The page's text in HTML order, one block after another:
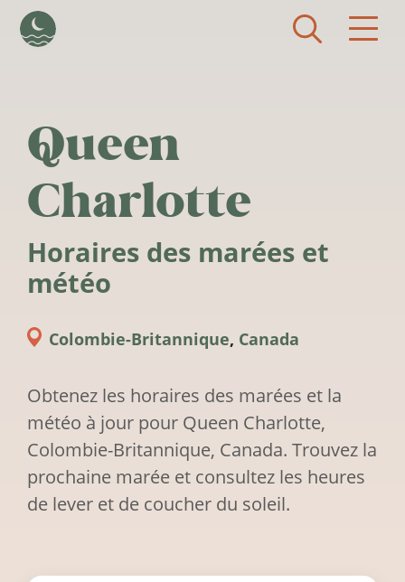
Queen
Charlotte
Horaires des marées et
météo
Colombie-Britannique, Canada
Obtenez les horaires des marées et la
météo à jour pour Queen Charlotte,
Colombie-Britannique, Canada. Trouvez la
prochaine marée et consultez les heures
de lever et de coucher du soleil.